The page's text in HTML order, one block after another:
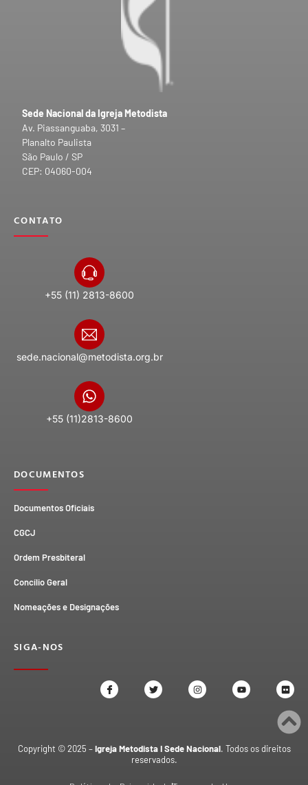
Sede Nacional da Igreja Metodista
Av. Piassanguaba, 3031 –
Planalto Paulista
São Paulo / SP
CEP: 04060-004
CONTATO
+55 (11) 2813-8600
sede.nacional@metodista.org.br
+55 (11)2813-8600
DOCUMENTOS
Documentos Oficiais
CGCJ
Ordem Presbiteral
Concílio Geral
Nomeações e Designações
SIGA-NOS
Copyright © 2025 –Igreja Metodista I Sede Nacional. Todos os direitos
reservados.